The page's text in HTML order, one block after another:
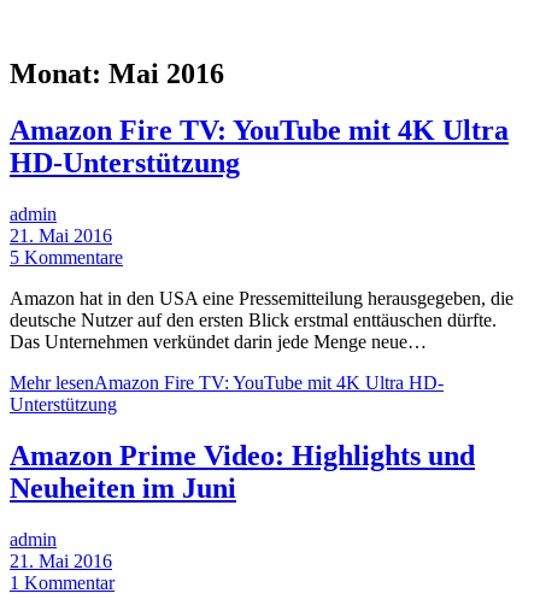
Monat: Mai 2016
Amazon Fire TV: YouTube mit 4K Ultra
HD-Unterstützung
admin
21. Mai 2016
5 Kommentare
Amazon hat in den USA eine Pressemitteilung herausgegeben, die
deutsche Nutzer auf den ersten Blick erstmal enttäuschen dürfte.
Das Unternehmen verkündet darin jede Menge neue…
Mehr lesenAmazon Fire TV: YouTube mit 4K Ultra HD-
Unterstützung
Amazon Prime Video: Highlights und
Neuheiten im Juni
admin
21. Mai 2016
1 Kommentar